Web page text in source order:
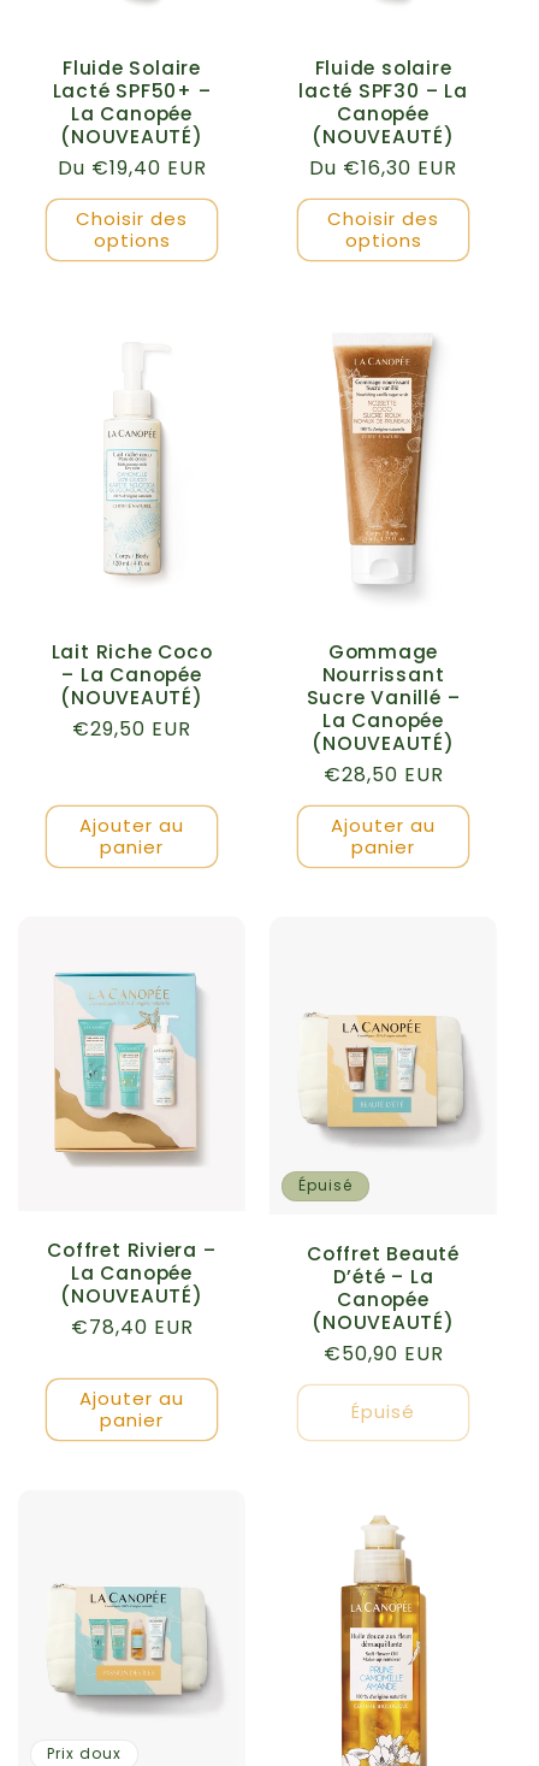
Fluide Solaire
Lacté SPF50+ –
La Canopée
(NOUVEAUTÉ)
Prix
habituel
Du €19,40 EUR
Choisir des
options
Fluide solaire
lacté SPF30 – La
Canopée
(NOUVEAUTÉ)
Prix
habituel
Du €16,30 EUR
Choisir des
options
Lait Riche Coco
– La Canopée
(NOUVEAUTÉ)
Prix
€29,50 EUR
Ajouter au
panier
Gommage
Nourrissant
Sucre Vanillé –
La Canopée
(NOUVEAUTÉ)
Prix
habituel
€28,50 EUR
Ajouter au
panier
Coffret Riviera –
La Canopée
(NOUVEAUTÉ)
Prix
€78,40 EUR
Ajouter au
panier
Épuisé
Coffret Beauté
D’été – La
Canopée
(NOUVEAUTÉ)
Prix
habituel
€50,90 EUR
Épuisé
Prix doux